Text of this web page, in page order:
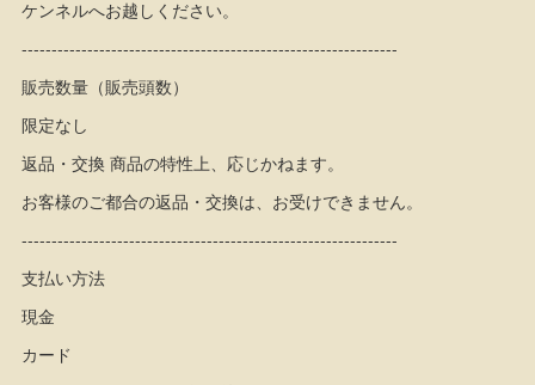
ケンネルへお越しください。
---------------------------------------------------------------
販売数量（販売頭数）
限定なし
返品・交換 商品の特性上、応じかねます。
お客様のご都合の返品・交換は、お受けできません。
---------------------------------------------------------------
支払い方法
現金
カード